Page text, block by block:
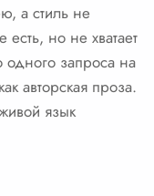
а стиль не
но не хватает
одного запроса на
авторская проза.
язык